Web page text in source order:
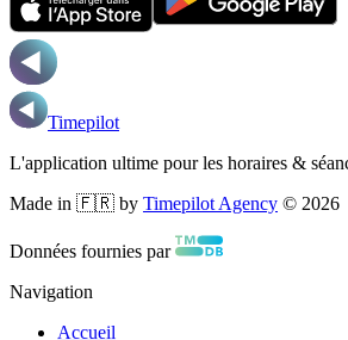
Timepilot
L'application ultime pour les horaires &
Made in 🇫🇷 by Timepilot Agency © 2026
Données fournies par
Navigation
Accueil